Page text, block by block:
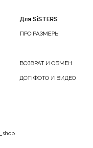
Для SiSTERS
ПРО РАЗМЕРЫ
ВОЗВРАТ И ОБМЕН
ДОП ФОТО И ВИДЕО